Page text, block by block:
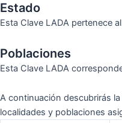
Estado
Esta Clave LADA pertenece
Poblaciones
Esta Clave LADA
A continuación descubrirás
localidades y poblaciones